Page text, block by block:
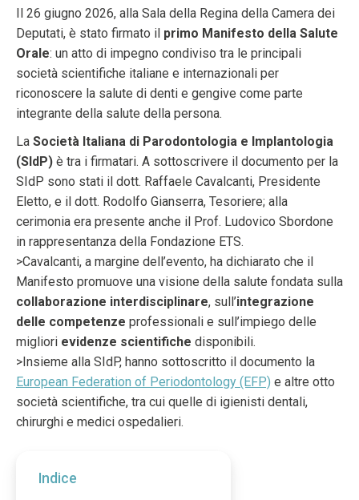
Il 26 giugno 2026, alla Sala della Regina della Camera dei
Deputati, è stato firmato il primo Manifesto della Salute
Orale: un atto di impegno condiviso tra le principali
società scientifiche italiane e internazionali per
riconoscere la salute di denti e gengive come parte
integrante della salute della persona.
La Società Italiana di Parodontologia e Implantologia
(SIdP) è tra i firmatari. A sottoscrivere il documento per la
SIdP sono stati il dott. Raffaele Cavalcanti, Presidente
Eletto, e il dott. Rodolfo Gianserra, Tesoriere; alla
cerimonia era presente anche il Prof. Ludovico Sbordone
in rappresentanza della Fondazione ETS.
>Cavalcanti, a margine dell’evento, ha dichiarato che il
Manifesto promuove una visione della salute fondata sulla
collaborazione interdisciplinare, sull’integrazione
delle competenze professionali e sull’impiego delle
migliori evidenze scientifiche disponibili.
>Insieme alla SIdP, hanno sottoscritto il documento la
European Federation of Periodontology (EFP) e altre otto
società scientifiche, tra cui quelle di igienisti dentali,
chirurghi e medici ospedalieri.
Indice